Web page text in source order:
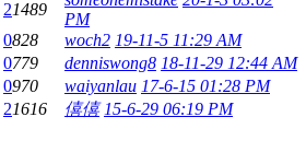
21489
PM
0828 woch2 19-11-5 11:29 AM
0779 denniswong8 18-11-29 12:44 AM
0970 waiyanlau 17-6-15 01:28 PM
21616 僖僖 15-6-29 06:19 PM